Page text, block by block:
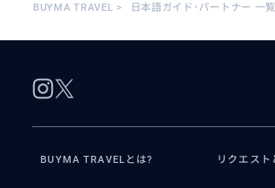
BUYMA TRAVEL > 日本語ガイド･パートナー 一覧
BUYMA TRAVELとは? リクエスト